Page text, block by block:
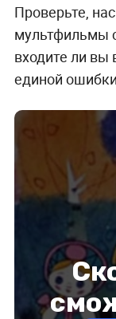
Проверьте,
мультфильмы
входите ли вы
единой